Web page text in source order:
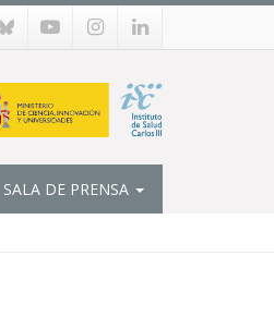
SALA DE PRENSA